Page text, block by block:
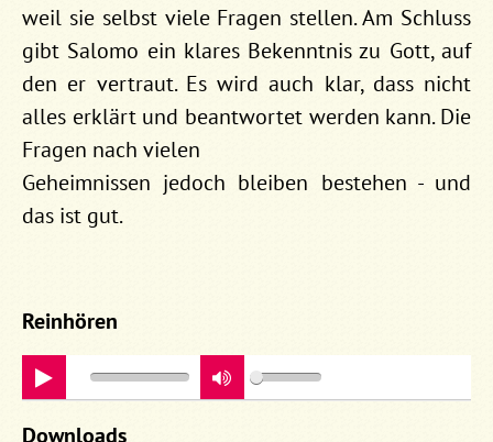
weil sie selbst viele Fragen stellen. Am Schluss
gibt Salomo ein klares Bekenntnis zu Gott, auf
den er vertraut. Es wird auch klar, dass nicht
alles erklärt und beantwortet werden kann. Die
Fragen nach vielen
Geheimnissen jedoch bleiben bestehen - und
das ist gut.
Reinhören
Downloads